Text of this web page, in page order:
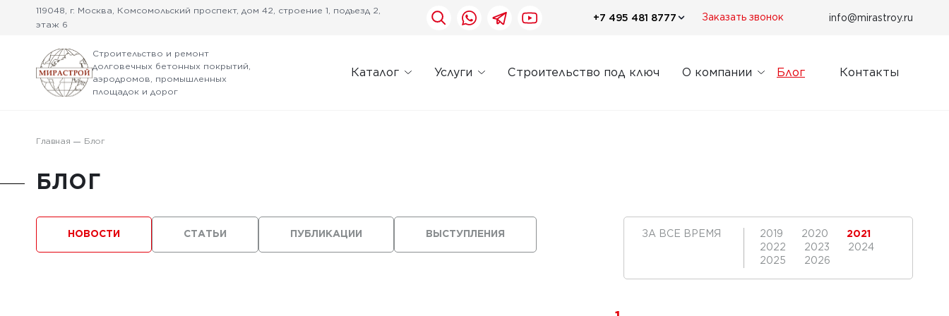
119048, г. Москва, Комсомольский проспект, дом 42, строение 1, подъезд 2,
этаж 6
+7 495 481 8777 Заказать звонок info@mirastroy.ru
Строительство и ремонт
долговечных бетонных покрытий,
аэродромов, промышленных
площадок и дорог
Каталог Услуги Строительство под ключ О компании Блог Контакты
Главная Блог
БЛОГ
ВЫСТУПЛЕНИЯ
ПУБЛИКАЦИИ
НОВОСТИ СТАТЬИ ЗА ВСЕ ВРЕМЯ 2019 2020
2021
2022
2023
2024
2025
2026